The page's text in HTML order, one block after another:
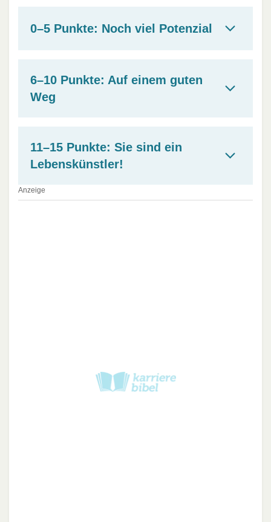
0–5 Punkte: Noch viel Potenzial
6–10 Punkte: Auf einem guten
Weg
11–15 Punkte: Sie sind ein
Lebenskünstler!
Anzeige